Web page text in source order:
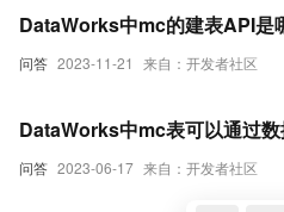
问答 2023-11-21 来自：开发者社区
DataWorks中mc的建表API是
问答 2023-06-17 来自：开发者社区
DataWorks中mc表可以通过